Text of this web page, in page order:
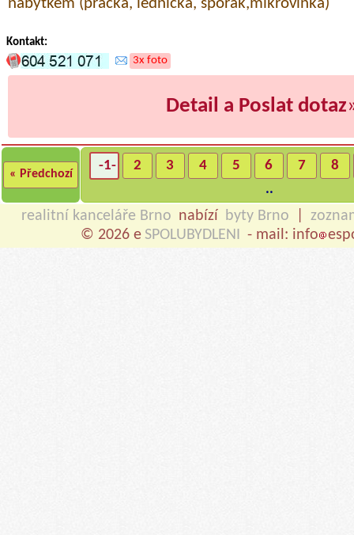
nábytkem (pračka, lednička, sporák,mikrovlnka)
Kontakt:
3x foto
Detail a Poslat dotaz
« Předchozí
-1- 2 3 4 5 6 7
8
..
realitní kanceláře Brno nabízí byty Brno
© 2026 e SPOLUBYDLENI - mail: info